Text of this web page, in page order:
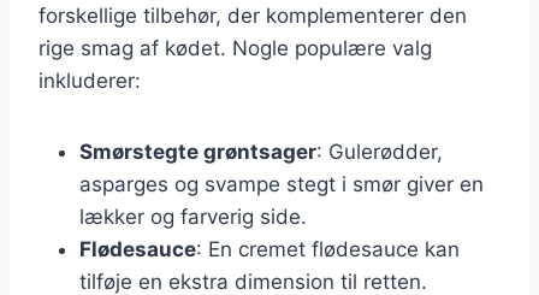
forskellige tilbehør, der komplementerer den
rige smag af kødet. Nogle populære valg
inkluderer:
Smørstegte grøntsager: Gulerødder,
asparges og svampe stegt i smør giver en
lækker og farverig side.
Flødesauce: En cremet flødesauce kan
tilføje en ekstra dimension til retten.